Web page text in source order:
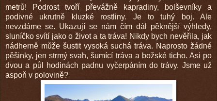
metrů! Podrost tvoří převážně kapradiny, bolševníky a
podivné ukrutně kluzké rostliny. Je to tuhý boj. Ale
nevzdáme se. Ukazují se nám čím dál pěknější výhledy,
sluníčko svítí jako o život a ta tráva! Nikdy bych nevěřila, jak
nádherně může šustit vysoká suchá tráva. Naprosto žádné
pěšinky, jen strmý svah, šumící tráva a božské ticho. Asi po
dvou a půl hodinách padnu vyčerpáním do trávy. Jsme už
aspoň v polovině?